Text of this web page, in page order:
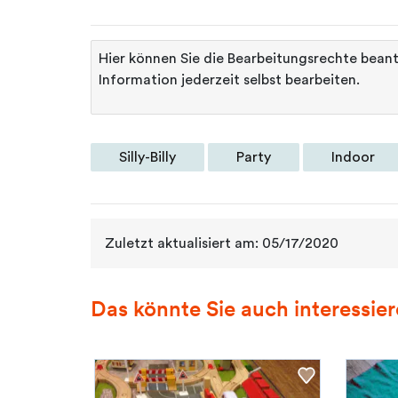
Hier können Sie die Bearbeitungsrechte
Information jederzeit selbst bearbeiten.
Silly-Billy Party Indoor
Zuletzt aktualisiert am: 05/17/2020
Das könnte Sie auch